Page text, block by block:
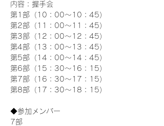
内容：握手会
第1部（10：00～10：45）
第2部（11：00～11：45）
第3部（12：00～12：45）
第4部（13：00～13：45）
第5部（14：00～14：45）
第6部（15：30～16：15）
第7部（16：30～17：15）
第8部（17：30～18：15）
◆参加メンバー
7部